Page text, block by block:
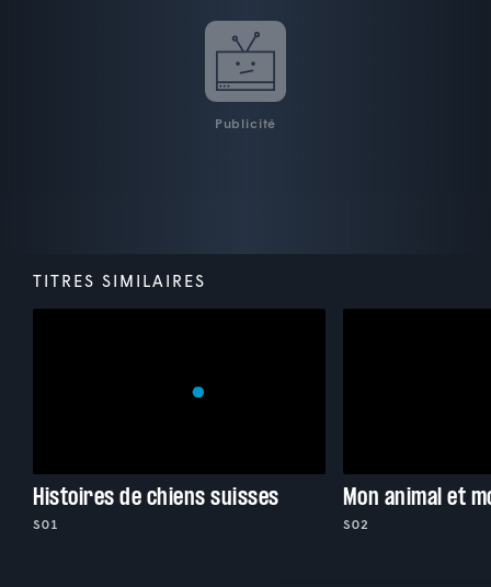
Publicité
TITRES SIMILAIRES
Histoires de chiens suisses
S01
Mon animal et
S02